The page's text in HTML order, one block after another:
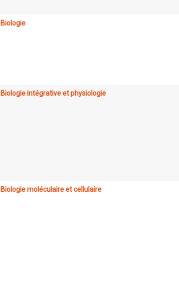
Biologie
Biologie intégrative et physiologie
Biologie moléculaire et cellulaire